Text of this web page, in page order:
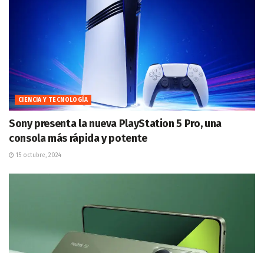
CIENCIA Y TECNOLOGÍA
Sony presenta la nueva PlayStation 5 Pro, una
consola más rápida y potente
15 octubre, 2024